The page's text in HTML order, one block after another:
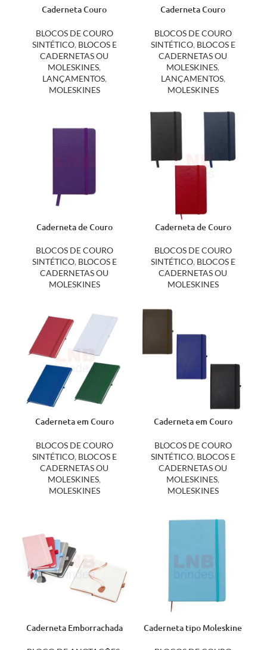
Caderneta Couro
Pautadas 14917P
BLOCOS DE COURO
SINTÉTICO, BLOCOS E
CADERNETAS OU
MOLESKINES,
LANÇAMENTOS,
MOLESKINES
Caderneta Couro
Pauta 21×14 14917S
BLOCOS DE COURO
SINTÉTICO, BLOCOS E
CADERNETAS OU
MOLESKINES,
LANÇAMENTOS,
MOLESKINES
Caderneta de Couro
BLOCOS DE COURO
SINTÉTICO, BLOCOS E
CADERNETAS OU
MOLESKINES
Caderneta de Couro
BLOCOS DE COURO
SINTÉTICO, BLOCOS E
CADERNETAS OU
MOLESKINES
Caderneta em Couro
BLOCOS DE COURO
SINTÉTICO, BLOCOS E
CADERNETAS OU
MOLESKINES,
MOLESKINES
Caderneta em Couro
BLOCOS DE COURO
SINTÉTICO, BLOCOS E
CADERNETAS OU
MOLESKINES,
MOLESKINES
Caderneta Emborrachada
Caderneta tipo Moleskine